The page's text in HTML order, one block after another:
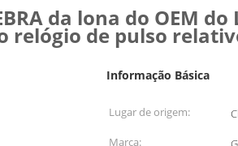
da lona do OEM
relógio de pulso
Informação Básica
Lugar de origem:
Marca: